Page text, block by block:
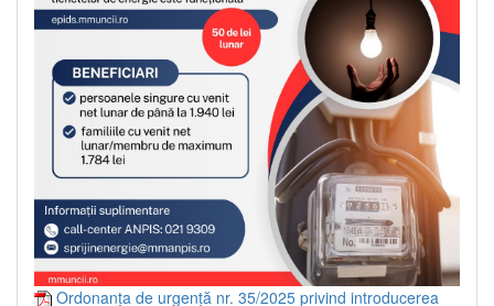
Ordonanța de urgență nr. 35/2025 privind introducerea